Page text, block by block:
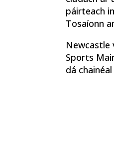
páirteach
Tosaíonn
Newcastle
Sports
dá